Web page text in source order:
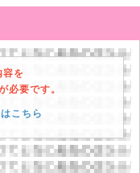
容を
必要です。
こちら